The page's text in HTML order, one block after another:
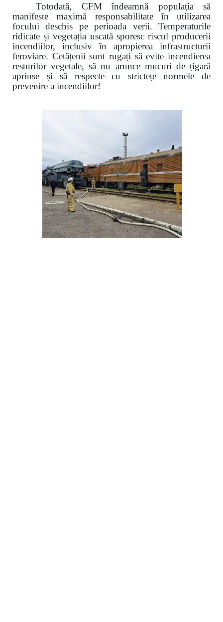
Totodată, CFM îndeamnă populația să
manifeste maximă responsabilitate în utilizarea
focului deschis pe perioada verii. Temperaturile
ridicate și vegetația uscată sporesc riscul producerii
incendiilor, inclusiv în apropierea infrastructurii
feroviare. Cetățenii sunt rugați să evite incendierea
resturilor vegetale, să nu arunce mucuri de țigară
aprinse și să respecte cu strictețe normele de
prevenire a incendiilor!